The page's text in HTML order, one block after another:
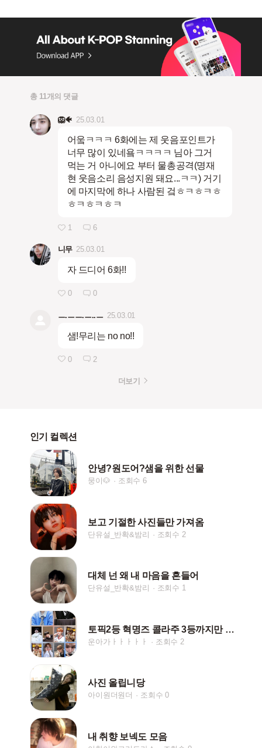
총 11개의 댓글
🦁🐠 25.03.01
어웈ㅋㅋㅋ 6화에는 제 웃음포인트가
너무 많이 있네욬ㅋㅋㅋㅋ 님아 그거
먹는 거 아니에요 부터 물총공격(명재
현 웃음소리 음성지원 돼요...ㅋㅋ) 거기
에 마지막에 하나 사람된 겈ㅎㅋㅎㅋㅎ
ㅎㅋㅎㅋㅎㅋ
1 6
니무 25.03.01
자 드디어 6화!!
0 0
ㅡ.ㅡㅡ.ㅡ..ㅡ 25.03.01
샘!무리는 no no!!
0 2
더보기
인기 컬렉션
안녕?원도어?샘을 위한 선물
뭉이🐶 조회수 6
보고 기절한 사진들만 가져옴
단유설_반확&밤리 조회수 2
대체 넌 왜 내 마음을 흔들어
단유설_반확&밤리 조회수 1
토픽2등 혁명즈 콜라주 3등까지만 올릴게요
운아가ㅏㅏㅏㅏㅏ 조회수 2
사진 올립니당
아이원더원더 조회수 0
내 취향 보넥도 모음